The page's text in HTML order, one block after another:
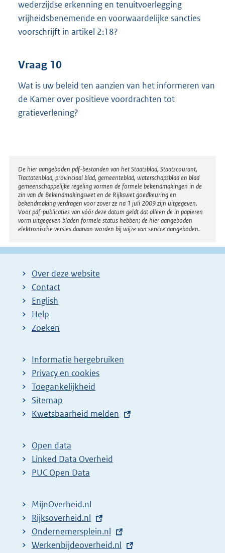
wederzijdse erkenning en tenuitvoerlegging
vrijheidsbenemende en voorwaardelijke sancties
voorschrijft in artikel 2:18?
Vraag 10
Wat is uw beleid ten aanzien van het informeren van
de Kamer over positieve voordrachten tot
gratieverlening?
Disclaimer
De hier aangeboden pdf-bestanden van het Staatsblad, Staatscourant,
Tractatenblad, provinciaal blad, gemeenteblad, waterschapsblad en blad
gemeenschappelijke regeling vormen de formele bekendmakingen in de
zin van de Bekendmakingswet en de Rijkswet goedkeuring en
bekendmaking verdragen voor zover ze na 1 juli 2009 zijn uitgegeven.
Voor pdf-publicaties van vóór deze datum geldt dat alleen de in papieren
vorm uitgegeven bladen formele status hebben; de hier aangeboden
elektronische versies daarvan worden bij wijze van service aangeboden.
Over deze website
Contact
English
Help
Zoeken
Informatie hergebruiken
Privacy en cookies
Toegankelijkheid
Sitemap
E
t
e
r
l
i
n
k
Kwetsbaarheid melden
Open data
Linked Data Overheid
PUC Open Data
MijnOverheid.nl
E
x
t
Rijksoverheid.nl
E
x
Ondernemersplein.nl
E
Werkenbijdeoverheid.nl